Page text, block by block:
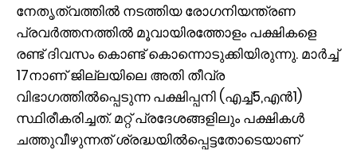
നേതൃത്വത്തില്‍ നടത്തിയ രോഗനിയന്ത്രണ
പ്രവര്‍ത്തനത്തില്‍ മൂവായിരത്തോളം പക്ഷികളെ
രണ്ട് ദിവസം കൊണ്ട് കൊന്നൊടുക്കിയിരുന്നു. മാര്‍ച്ച്
17നാണ് ജില്ലയിലെ അതി തീവ്ര
വിഭാഗത്തില്‍പ്പെടുന്ന പക്ഷിപ്പനി (എച്ച്5,എന്‍1)
സ്ഥിരീകരിച്ചത്. മറ്റ് പ്രദേശങ്ങളിലും പക്ഷികള്‍
ചത്തുവീഴുന്നത് ശ്രദ്ധയില്‍പ്പെട്ടതോടെയാണ്